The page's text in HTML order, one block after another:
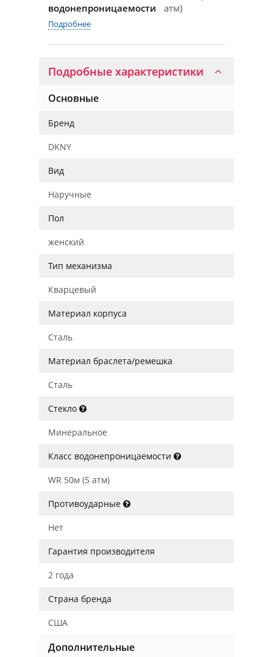
водонепроницаемости
атм)
Подробнее
Подробные характеристики
Основные
Бренд
DKNY
Вид
Наручные
Пол
женский
Тип механизма
Кварцевый
Материал корпуса
Сталь
Материал браслета/ремешка
Сталь
Стекло
Минеральное
Класс водонепроницаемости
WR 50м (5 атм)
Противоударные
Нет
Гарантия производителя
2 года
Страна бренда
США
Дополнительные